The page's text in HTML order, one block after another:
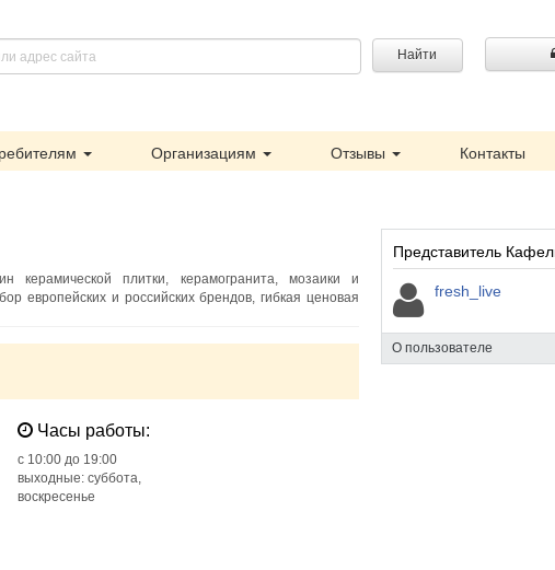
Найти
Организациям Отзывы Контакты
плитки, керамогранита, мозаики и
европейских и российских брендов, гибкая ценовая
Часы работы:
c 10:00 до 19:00
выходные: суббота,
воскресенье
Представитель
fresh_live
О пользователе